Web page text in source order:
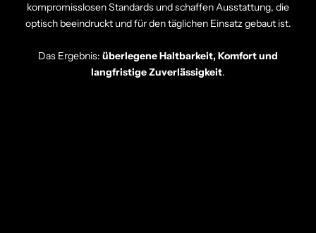
kompromisslosen Standards und schaffen Ausstattung, die
optisch beeindruckt und für den täglichen Einsatz gebaut ist.
Das Ergebnis: überlegene Haltbarkeit, Komfort und
langfristige Zuverlässigkeit.